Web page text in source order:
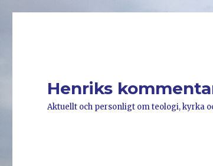
Henriks
Aktuellt och personligt om teologi, kyrka